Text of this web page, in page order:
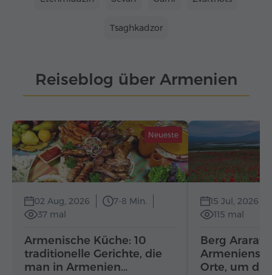
Tsaghkadzor
Reiseblog über Armenien
Neueste
02 Aug, 2026
7-8 Min.
37 mal
Armenische Küche: 10
traditionelle Gerichte, die
man in Armenien…
15 Jul, 2026
115 mal
Berg Ararat
Armeniens:
Orte, um